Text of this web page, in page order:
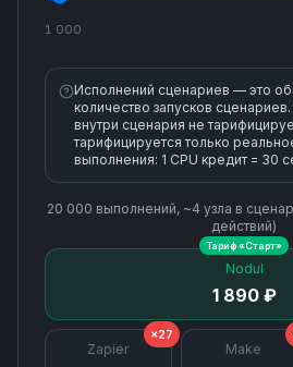
1 000
Исполнений сценариев — это
количество запусков
внутри сценария не
тарифицируется только
выполнения: 1 CPU кредит = 30
20 000 выполнений, ~4 узла в
действий)
Nodul
1 890 ₽
Тариф «Старт»
Zapier
×27
Make